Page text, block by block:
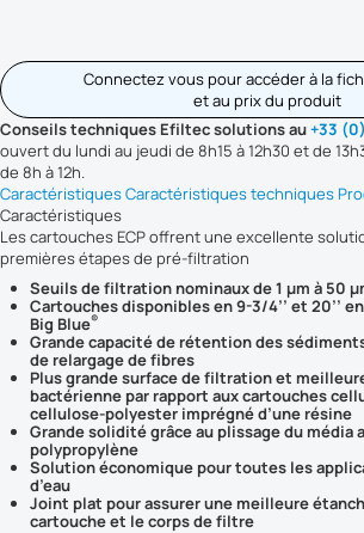
Connectez vous pour accéder à la
et au prix du produit
Conseils techniques Efiltec solutions au+33
ouvert du lundi au jeudi de 8h15 à 12h30 et de
de 8h à 12h.
CaractéristiquesCaractéristiques techniques
Caractéristiques
Les cartouches ECP offrent une excellente
premières étapes de pré-filtration
Seuils de filtration nominaux de 1 µm à 50
Cartouches disponibles en 9-3/4’’ et 20’’
Big Blue®
Grande capacité de rétention des
de relargage de fibres
Plus grande surface de filtration et
bactérienne par rapport aux cartouches
cellulose-polyester imprégné d’une résine
Grande solidité grâce au plissage du média
polypropylène
Solution économique pour toutes les
d’eau
Joint plat pour assurer une meilleure
cartouche et le corps de filtre